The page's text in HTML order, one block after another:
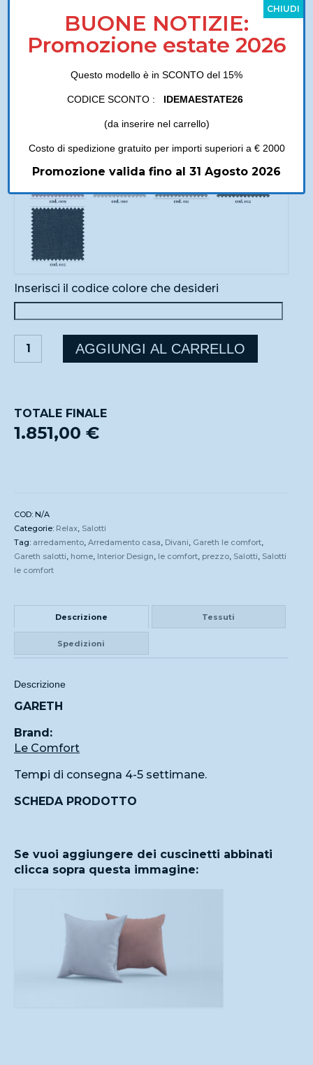
Inserisci il codice colore che desideri
GARETH
quantità
AGGIUNGI AL CARRELLO
TOTALE FINALE
1.851,00 €
COD: N/A
Categorie: Relax, Salotti
Tag: arredamento, Arredamento casa, Divani, Gareth le comfort,
Gareth salotti, home, Interior Design, le comfort, prezzo, Salotti, Salotti
le comfort
Descrizione Tessuti
Spedizioni
Descrizione
GARETH
Brand:
Le Comfort
Tempi di consegna 4-5 settimane.
SCHEDA PRODOTTO
Se vuoi aggiungere dei cuscinetti abbinati
clicca sopra questa immagine:
BUONE NOTIZIE:
Promozione estate 2026
Questo modello è in SCONTO del 15%
CODICE SCONTO : IDEMAESTATE26
(da inserire nel carrello)
Costo di spedizione gratuito per importi superiori a € 2000
Promozione valida fino al 31 Agosto 2026
CHIUDI